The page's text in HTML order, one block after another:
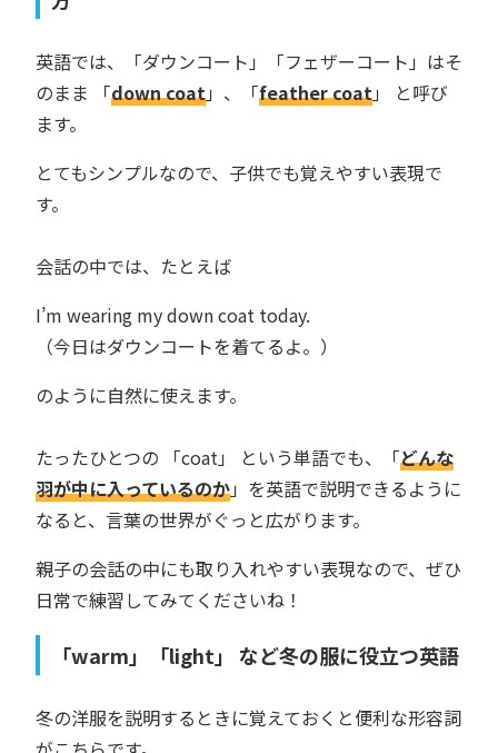
英語では、「ダウンコート」「フェザーコート」はそ
のまま 「down coat」、「feather coat」 と呼び
ます。
とてもシンプルなので、子供でも覚えやすい表現で
す。
会話の中では、たとえば
I’m wearing my down coat today.
（今日はダウンコートを着てるよ。）
のように自然に使えます。
たったひとつの 「coat」 という単語でも、「どんな
羽が中に入っているのか」を英語で説明できるように
なると、言葉の世界がぐっと広がります。
親子の会話の中にも取り入れやすい表現なので、ぜひ
日常で練習してみてくださいね！
「warm」「light」 など冬の服に役立つ英語
冬の洋服を説明するときに覚えておくと便利な形容詞